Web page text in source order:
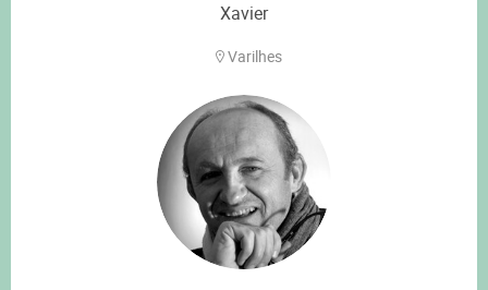
Xavier
Varilhes